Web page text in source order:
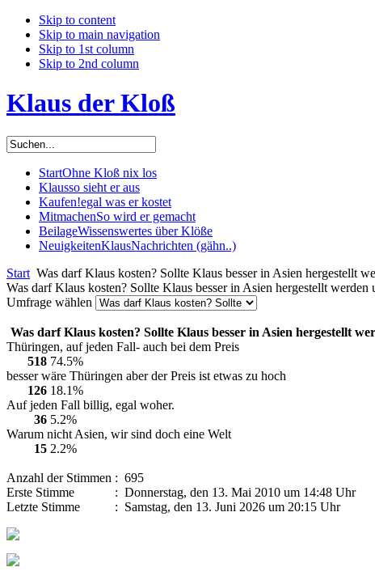
Skip to content
Skip to main navigation
Skip to 1st column
Skip to 2nd column
Klaus der Kloß
StartOhne Kloß nix los
Klausso sieht er aus
Kaufen!egal was er kostet
MitmachenSo wird er gemacht
BeilageWissenswertes über Klöße
NeuigkeitenKlausNachrichten (gähn..)
Start Was darf Klaus kosten? Sollte Klaus besser in Asien hergestellt
Was darf Klaus kosten? Sollte Klaus besser in Asien hergestellt
Umfrage wählen
Was darf Klaus kosten? Sollte Klaus besser in Asien hergestellt
Thüringen, auf jeden Fall- auch bei dem Preis
518 74.5%
besser wäre Thüringen aber der Preis ist etwas zu hoch
126 18.1%
Auf jeden Fall billig, egal woher.
36 5.2%
Warum nicht Asien, wir sind doch eine Welt
15 2.2%
Anzahl der Stimmen : 695
Erste Stimme
: Donnerstag, den 13. Mai 2010 um 14:48 Uhr
Letzte Stimme
: Samstag, den 13. Juni 2026 um 20:15 Uhr